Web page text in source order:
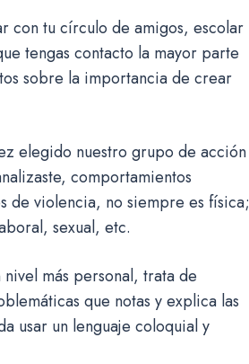
con tu círculo de amigos, escolar
tengas contacto la mayor parte
sobre la importancia de crear
elegido nuestro grupo de acción
comportamientos
de violencia, no siempre es física;
sexual, etc.
más personal, trata de
que notas y explica las
usar un lenguaje coloquial y